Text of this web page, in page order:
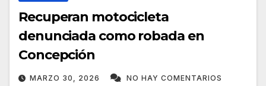
Recuperan motocicleta
denunciada como robada en
Concepción
MARZO 30, 2026 NO HAY COMENTARIOS